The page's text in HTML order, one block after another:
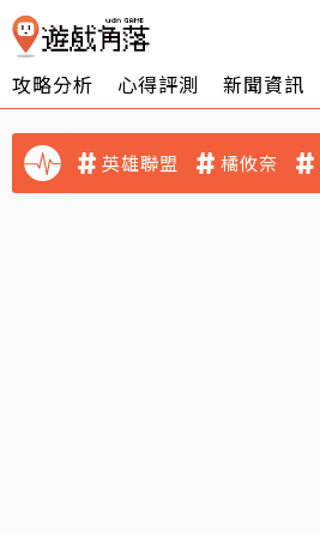
攻略分析 心得評測 新聞資訊
英雄聯盟 橘攸奈